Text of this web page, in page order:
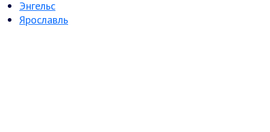
Энгельс
Ярославль